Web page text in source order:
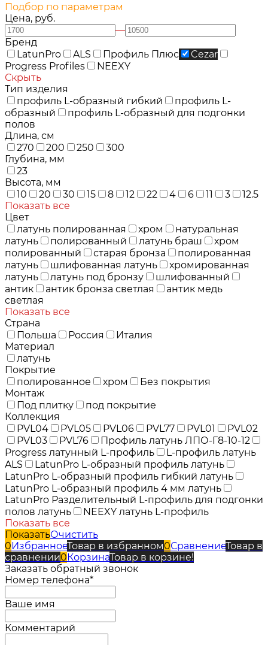
Подбор по параметрам
Цена, руб.
—
Бренд
LatunPro
ALS Профиль Плюс
Cezar
Progress Profiles
NEEXY
Скрыть
Тип изделия
профиль L-образный гибкий
профиль L-
образный
профиль L-образный для подгонки
полов
Длина, см
270
200 250
300
Глубина, мм
23
Высота, мм
10
20 30 15 8 12 22 4 6 11 3
12.5
Показать все
Цвет
латунь полированная
хром
натуральная
латунь
полированный латунь браш
хром
полированный
старая бронза
полированная
латунь
шлифованная латунь
хромированная
латунь
латунь под бронзу
шлифованный
антик
антик бронза светлая
антик медь
светлая
Показать все
Страна
Польша
Россия
Италия
Материал
латунь
Покрытие
полированное
хром
Без покрытия
Монтаж
Под плитку
под покрытие
Коллекция
PVL04
PVL05 PVL06 PVL77 PVL01
PVL02
PVL03
PVL76
Профиль латунь ЛПО-Г8-10-12
Progress латунный L-профиль
L-профиль латунь
ALS
LatunPro L-образный профиль латунь
LatunPro L-образный профиль гибкий латунь
LatunPro L-образный профиль 4 мм латунь
LatunPro Разделительный L-профиль для подгонки
полов латунь
NEEXY латунь L-профиль
Показать все
ПоказатьОчистить
0ИзбранноеТовар в избранном0СравнениеТовар в
сравнении0КорзинаТовар в корзине!
Заказать обратный звонок
Номер телефона*
Ваше имя
Комментарий